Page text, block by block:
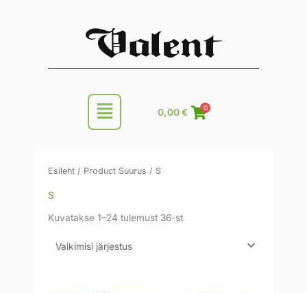
0,00€ 0
Main
Menu
Esileht / Product Suurus / S
S
Kuvatakse 1–24 tulemust 36-st